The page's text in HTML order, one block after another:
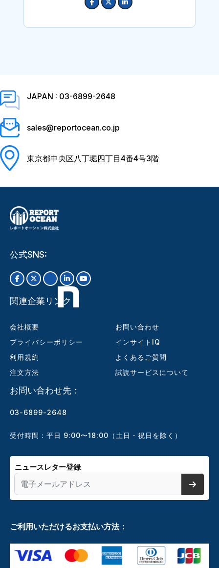
JAPAN : 03-6899-2648
sales@reportocean.co.jp
東京都中央区八丁堀四丁目4番4号3階
公式SNS:
関連企業リンク
会社概要
プライバシーポリシー
利用規約
注文方法
お問い合わせ
インサイトIQ
よくあるご質問
試読サービスについて
お問い合わせ先：
03-6899-2648
受付時間：平日 9:00〜18:00（土日・祝日を除く）
ニュースレター登録
ご利用いただけるお支払い方法：